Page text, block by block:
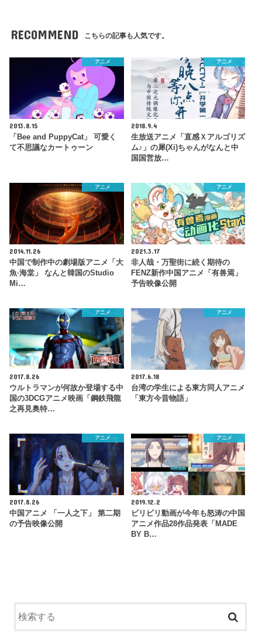
RECOMMEND こちらの記事も人気です。
アニメ
2013.8.15
「Bee and PuppyCat」 可愛く
て不思議なカートゥーン
アニメ
2018.9.4
生放送アニメ「直感Ｘアルゴリズ
ム♪」の犀(Xi)ちゃんがなんと中
国国営放…
アニメ
2014.11.26
中国で制作中の劇場版アニメ「大
魚·海棠」 なんと韓国のStudio
Mi…
アニメ
2021.3.17
非人哉・万聖街に続く期待の
FENZ新作中国アニメ「有兽焉」
予告映像公開
アニメ
2017.8.26
ウルトラマンが何故か登場する中
国の3DCGアニメ映画「鋼鉄飛龍
之再見奥特…
アニメ
2017.6.18
台湾の学生による東方同人アニメ
「東方今昔物語」
アニメ
2017.8.26
中国アニメ 「一人之下」 第二期
の予告映像公開
アニメ
2019.12.2
ビリビリ動画が今年も怒涛の中国
アニメ作品28作品発表「MADE
BY B…